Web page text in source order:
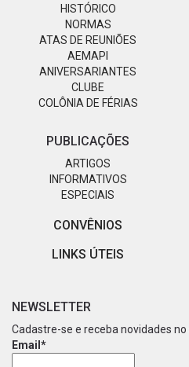
HISTÓRICO
NORMAS
ATAS DE REUNIÕES
AEMAPI
ANIVERSARIANTES
CLUBE
COLÔNIA DE FÉRIAS
PUBLICAÇÕES
ARTIGOS
INFORMATIVOS
ESPECIAIS
CONVÊNIOS
LINKS ÚTEIS
NEWSLETTER
Cadastre-se e receba novidades no
Email*